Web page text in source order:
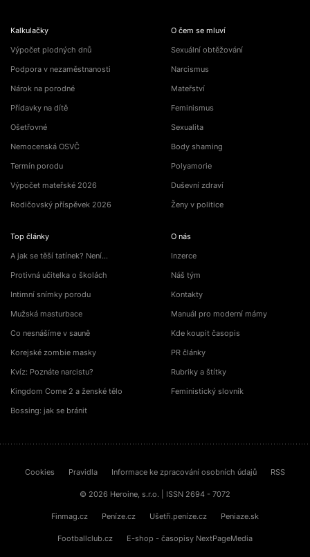
Kalkulačky
Výpočet plodných dnů
Podpora v nezaměstnanosti
Nárok na porodné
Přídavky na dítě
Ošetřovné
Nemocenská OSVČ
Termín porodu
Výpočet mateřské 2026
Rodičovský příspěvek 2026
Top články
A jak se těší tatínek? Není…
Protivná učitelka o školách
Intimní snímky porodu
Mužská masturbace
Co nesnášíme v sauně
Korejské zombie masky
Kvíz: Poznáte narcistu?
Kingdom Come 2 a ženské tělo
Bossing: jak se bránit
O čem se mluví
Sexuální obtěžování
Narcismus
Mateřství
Feminismus
Sexualita
Body shaming
Polyamorie
Duševní zdraví
Ženy v politice
O nás
Inzerce
Náš tým
Kontakty
Manuál pro moderní mámy
Kde koupit časopis
PR články
Rubriky a štítky
Feministický slovník
Cookies Pravidla Informace ke zpracování osobních údajů RSS
© 2026 Heroine, s.r.o. | ISSN 2694 - 7072
Finmag.cz Peníze.cz Ušetři.peníze.cz Peniaze.sk
Footballclub.cz E-shop - časopisy NextPageMedia